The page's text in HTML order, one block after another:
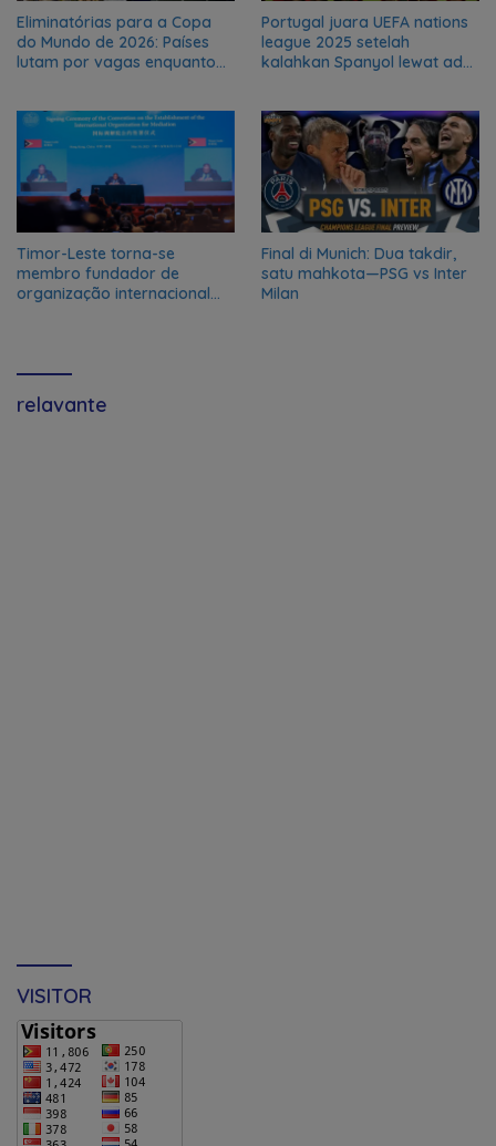
Eliminatórias para a Copa
do Mundo de 2026: Países
lutam por vagas enquanto
Portugal juara UEFA nations
league 2025 setelah
kalahkan Spanyol lewat adu
Timor-Leste torna-se
membro fundador de
organização internacional
Final di Munich: Dua takdir,
satu mahkota—PSG vs Inter
Milan
relavante
VISITOR